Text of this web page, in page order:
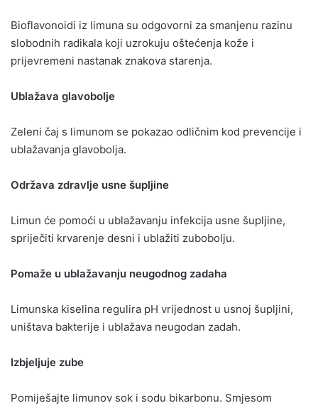
Bioflavonoidi iz limuna su odgovorni za smanjenu razinu
slobodnih radikala koji uzrokuju oštećenja kože i
prijevremeni nastanak znakova starenja.
Ublažava glavobolje
Zeleni čaj s limunom se pokazao odličnim kod prevencije i
ublažavanja glavobolja.
Održava zdravlje usne šupljine
Limun će pomoći u ublažavanju infekcija usne šupljine,
spriječiti krvarenje desni i ublažiti zubobolju.
Pomaže u ublažavanju neugodnog zadaha
Limunska kiselina regulira pH vrijednost u usnoj šupljini,
uništava bakterije i ublažava neugodan zadah.
Izbjeljuje zube
Pomiješajte limunov sok i sodu bikarbonu. Smjesom